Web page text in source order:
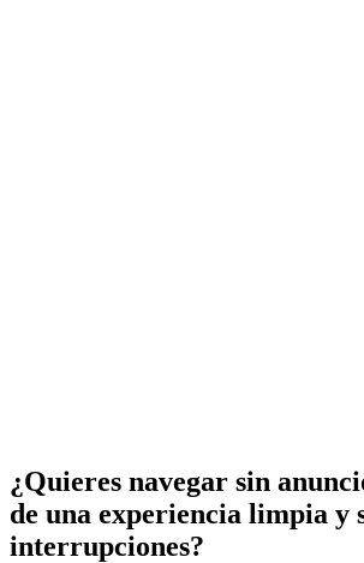
¿Quieres navegar sin
de una experiencia limpia y
interrupciones?